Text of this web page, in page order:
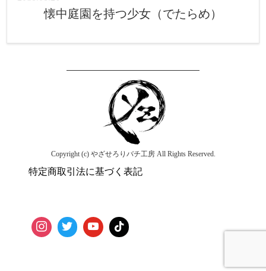
懐中庭園を持つ少女（でたらめ）
Copyright (c) やざせろりバチ工房 All Rights Reserved.
特定商取引法に基づく表記